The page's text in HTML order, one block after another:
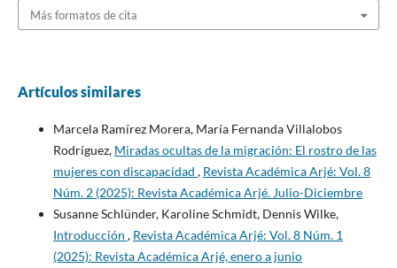
Más formatos de cita
Artículos similares
Marcela Ramírez Morera, María Fernanda Villalobos
Rodríguez, Miradas ocultas de la migración: El rostro de las
mujeres con discapacidad , Revista Académica Arjé: Vol. 8
Núm. 2 (2025): Revista Académica Arjé. Julio-Diciembre
Susanne Schlünder, Karoline Schmidt, Dennis Wilke,
Introducción , Revista Académica Arjé: Vol. 8 Núm. 1
(2025): Revista Académica Arjé, enero a junio